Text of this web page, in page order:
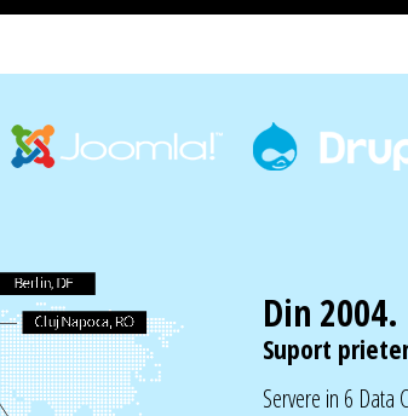
Din 2004.
Suport
Servere in 6 Data